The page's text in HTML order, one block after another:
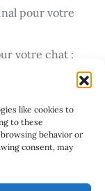
like cookies to
to these
behavior or
consent, may
pour votre
votre chat :
pour une
et astuces